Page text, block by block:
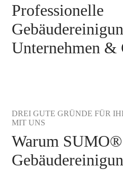
Professionelle
Unternehmen &
DREI GUTE GRÜNDE FÜR
MIT UNS
Warum SUMO®